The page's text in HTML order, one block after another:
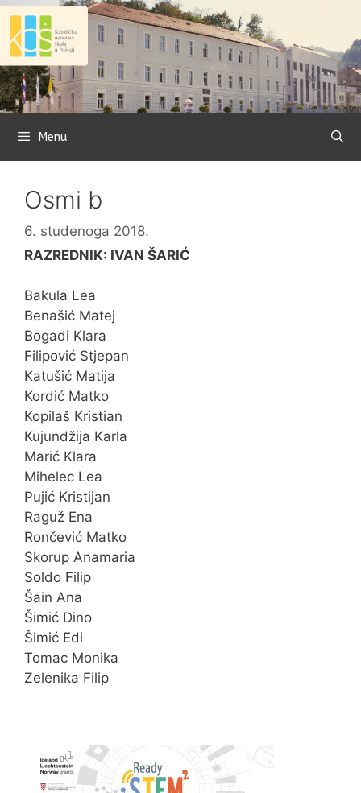
Preskoči
sadržaj
Menu
Osmi b
6. studenoga 2018.
RAZREDNIK: IVAN ŠARIĆ
Bakula Lea
Benašić Matej
Bogadi Klara
Filipović Stjepan
Katušić Matija
Kordić Matko
Kopilaš Kristian
Kujundžija Karla
Marić Klara
Mihelec Lea
Pujić Kristijan
Raguž Ena
Rončević Matko
Skorup Anamaria
Soldo Filip
Šain Ana
Šimić Dino
Šimić Edi
Tomac Monika
Zelenika Filip